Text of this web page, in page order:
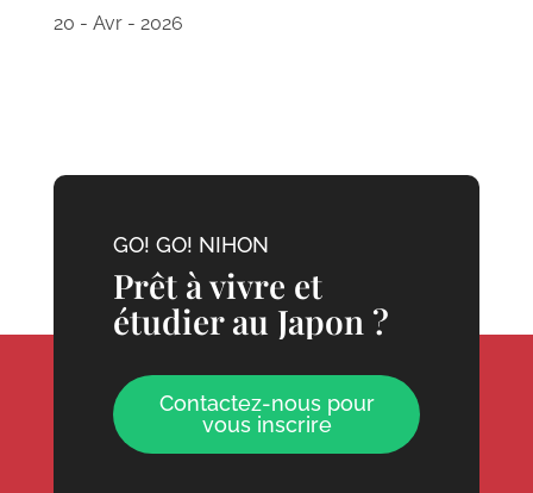
20 - Avr - 2026
GO! GO! NIHON
Prêt à vivre et
étudier au Japon ?
Contactez-nous pour
vous inscrire